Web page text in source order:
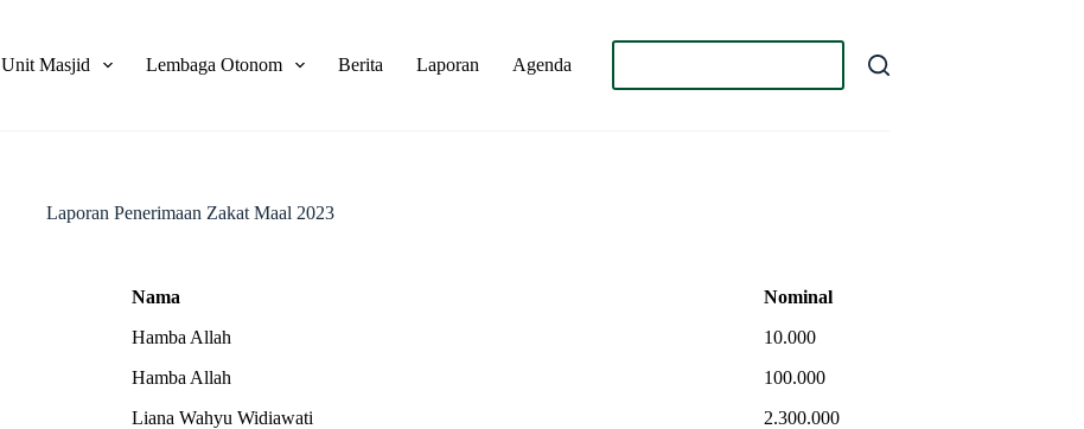
Unit Masjid Lembaga Otonom Berita Laporan Agenda
Laporan Penerimaan Zakat Maal 2023
Nama
Nominal
Nama Nominal
Hamba Allah
10.000
Hamba Allah
100.000
Liana Wahyu Widiawati
2.300.000